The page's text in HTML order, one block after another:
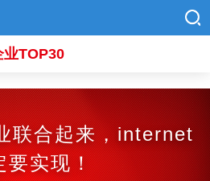
TOP30
联合起来，internet
要实现！